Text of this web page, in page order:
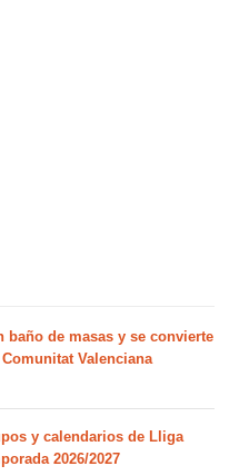
baño de masas y se convierte
Valenciana
y calendarios de Lliga
2026/2027